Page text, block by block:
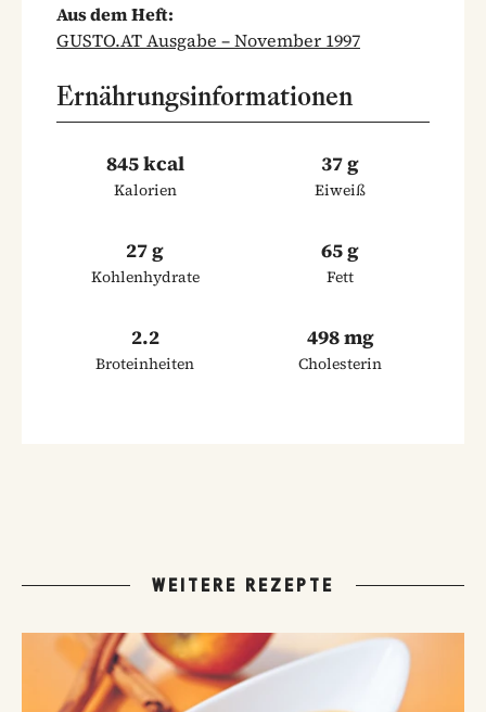
Aus dem Heft:
GUSTO.AT Ausgabe – November 1997
Ernährungsinformationen
845 kcal
Kalorien
37 g
Eiweiß
27 g
Kohlenhydrate
65 g
Fett
2.2
Broteinheiten
498 mg
Cholesterin
WEITERE REZEPTE